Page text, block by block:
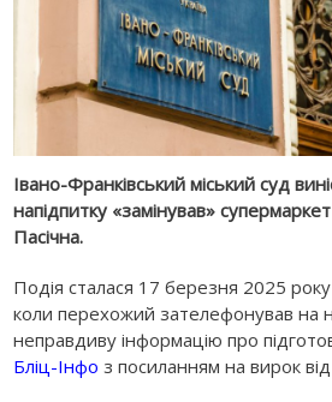
Івано-Франківський міський суд
напідпитку «замінував»
Пасічна.
Подія сталася 17 березня 2025 року
коли перехожий зателефонував на
неправдиву інформацію про
Бліц-Інфо з посиланням на вирок від